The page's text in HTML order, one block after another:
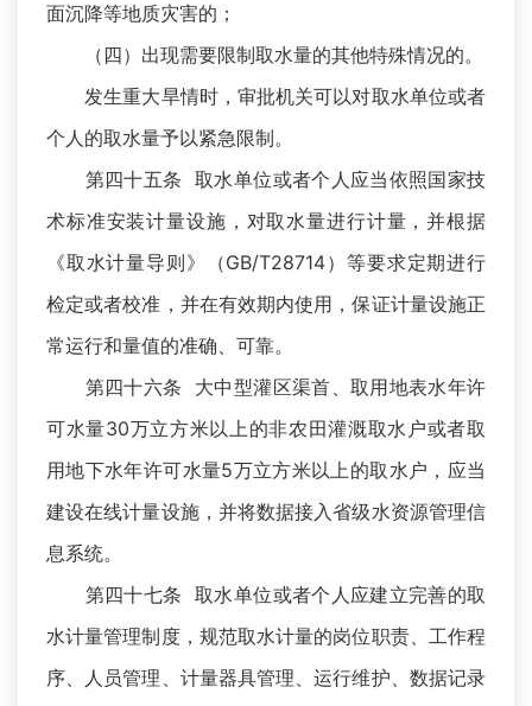
面沉降等地质灾害的；
（四）出现需要限制取水量的其他特殊情况的。
发生重大旱情时，审批机关可以对取水单位或者
个人的取水量予以紧急限制。
第四十五条 取水单位或者个人应当依照国家技
术标准安装计量设施，对取水量进行计量，并根据
《取水计量导则》（GB/T28714）等要求定期进行
检定或者校准，并在有效期内使用，保证计量设施正
常运行和量值的准确、可靠。
第四十六条 大中型灌区渠首、取用地表水年许
可水量30万立方米以上的非农田灌溉取水户或者取
用地下水年许可水量5万立方米以上的取水户，应当
建设在线计量设施，并将数据接入省级水资源管理信
息系统。
第四十七条 取水单位或者个人应建立完善的取
水计量管理制度，规范取水计量的岗位职责、工作程
序、人员管理、计量器具管理、运行维护、数据记录